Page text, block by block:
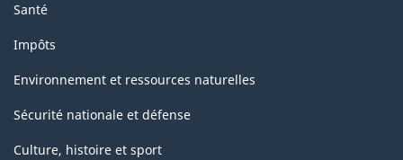
Santé
Impôts
Environnement et ressources naturelles
Sécurité nationale et défense
Culture, histoire et sport